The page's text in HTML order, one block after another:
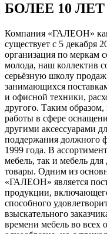
БОЛЕЕ 10
Компания «ГАЛЕОН» как
существует с 5 декабря
организация по меркам
молода, наш коллектив
серьёзную школу
занимающихся
и офисной техники,
другого. Таким
работы в сфере
другими аксессуарами
поддержания должного
1999 года. В
мебель, так и мебель
товары. Одним из
«ГАЛЕОН» является
продукции,
способного
взыскательного
времени мебель во всех